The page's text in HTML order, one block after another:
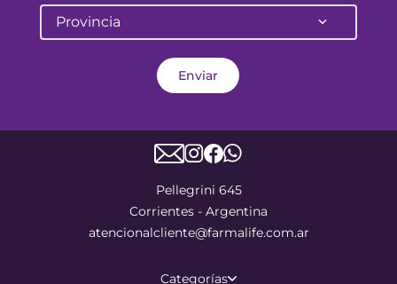
Provincia
Enviar
Pellegrini 645
Corrientes - Argentina
atencionalcliente@farmalife.com.ar
Categorías